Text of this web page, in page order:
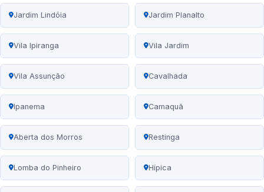
Jardim Lindóia Jardim Planalto
Vila Ipiranga Vila Jardim
Vila Assunção Cavalhada
Ipanema Camaquã
Aberta dos Morros Restinga
Lomba do Pinheiro Hípica